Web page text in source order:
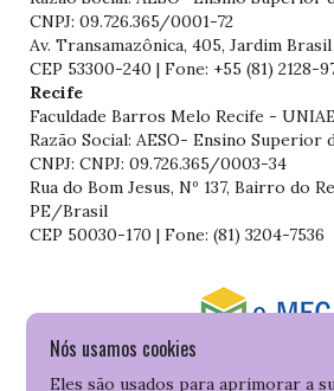
Nós usamos cookies
Eles são usados para aprimorar a
CNPJ: 09.726.365/0001-72
Av. Transamazônica, 405, Jardim
CEP 53300-240 | Fone: +55 (81) 2128-
Recife
Faculdade Barros Melo Recife -
Razão Social: AESO- Ensino Superior
CNPJ: CNPJ: 09.726.365/0003-34
Rua do Bom Jesus, Nº 137, Bairro do
PE/Brasil
CEP 50030-170 | Fone: (81) 3204-7536
Consulte o cadastro da Instituição no